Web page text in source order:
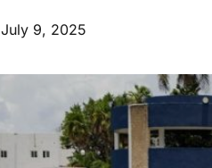
July 9, 2025